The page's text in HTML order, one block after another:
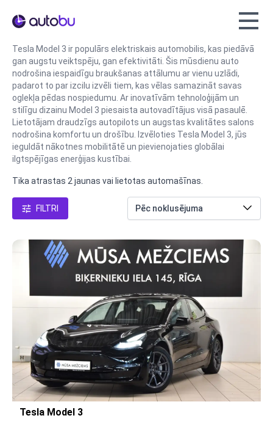
Autobu.eu
Tesla Model 3 ir populārs elektriskais automobilis, kas piedāvā
gan augstu veiktspēju, gan efektivitāti. Šis mūsdienu auto
nodrošina iespaidīgu braukšanas attālumu ar vienu uzlādi,
padarot to par izcilu izvēli tiem, kas vēlas samazināt savas
oglekļa pēdas nospiedumu. Ar inovatīvām tehnoloģijām un
stilīgu dizainu Model 3 piesaista autovadītājus visā pasaulē.
Lietotājam draudzīgs autopilots un augstas kvalitātes salons
nodrošina komfortu un drošību. Izvēloties Tesla Model 3, jūs
ieguldāt nākotnes mobilitātē un pievienojaties globālai
ilgtspējīgas enerģijas kustībai.
Tika atrastas 2 jaunas vai lietotas automašīnas.
FILTRI
Tesla Model 3